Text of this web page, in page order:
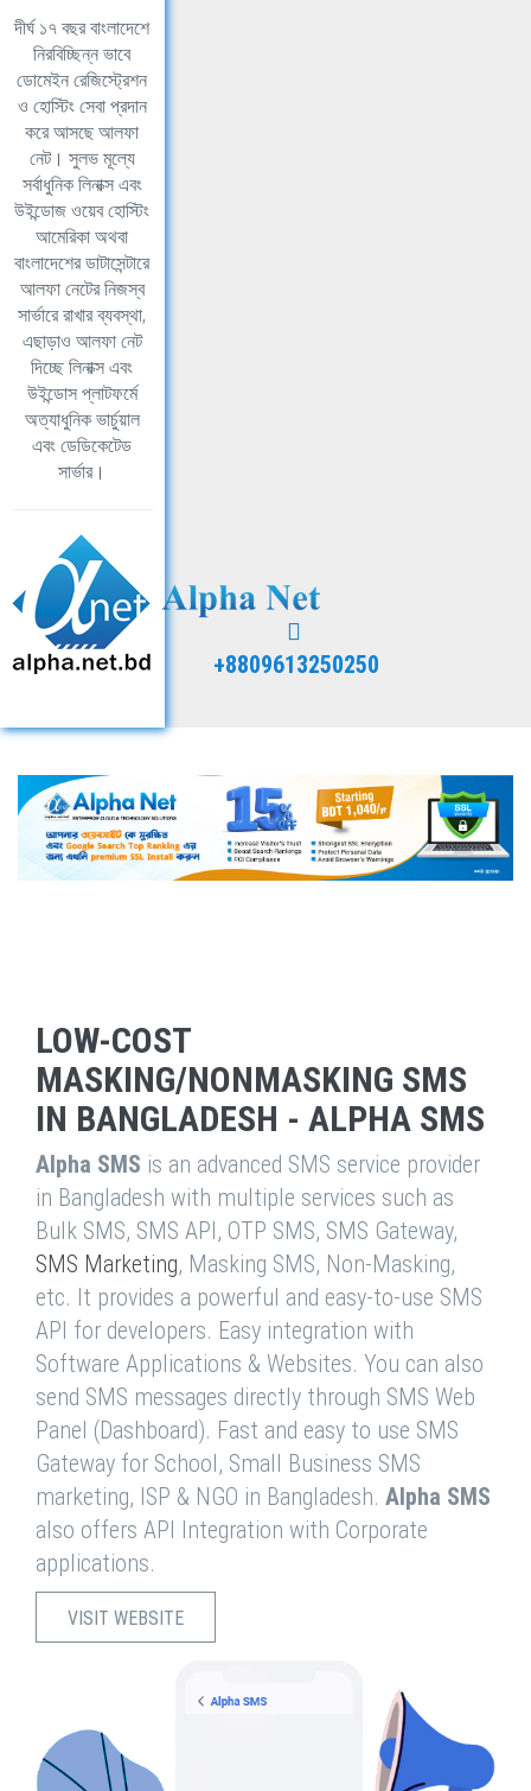
দীর্ঘ ১৭ বছর বাংলাদেশে
নিরবিচ্ছিন্ন ভাবে
ডোমেইন রেজিস্ট্রেশন
ও হোস্টিং সেবা প্রদান
করে আসছে আলফা
নেট। সুলভ মূল্যে
সর্বাধুনিক লিনাক্স এবং
উইন্ডোজ ওয়েব হোস্টিং
আমেরিকা অথবা
বাংলাদেশের ডাটাসেন্টারে
আলফা নেটের নিজস্ব
সার্ভারে রাখার ব্যবস্থা,
এছাড়াও আলফা নেট
দিচ্ছে লিনাক্স এবং
উইন্ডোস প্লাটফর্মে
অত্যাধুনিক ভার্চুয়াল
এবং ডেডিকেটেড
সার্ভার।
+8809613250250
LOW-COST
MASKING/NONMASKING SMS
IN BANGLADESH - ALPHA SMS
Alpha SMS is an advanced SMS service provider
in Bangladesh with multiple services such as
Bulk SMS, SMS API, OTP SMS, SMS Gateway,
SMS Marketing, Masking SMS, Non-Masking,
etc. It provides a powerful and easy-to-use SMS
API for developers. Easy integration with
Software Applications & Websites. You can also
send SMS messages directly through SMS Web
Panel (Dashboard). Fast and easy to use SMS
Gateway for School, Small Business SMS
marketing, ISP & NGO in Bangladesh. Alpha SMS
also offers API Integration with Corporate
applications.
VISIT WEBSITE